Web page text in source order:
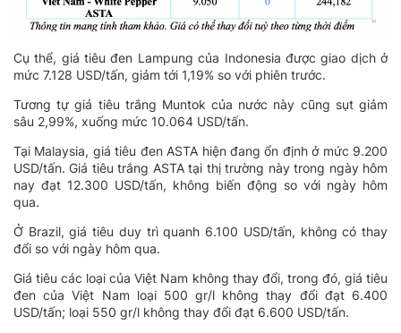
Cụ thể, giá tiêu đen Lampung của Indonesia được giao dịch ở
mức 7.128 USD/tấn, giảm tới 1,19% so với phiên trước.
Tương tự giá tiêu trắng Muntok của nước này cũng sụt giảm
sâu 2,99%, xuống mức 10.064 USD/tấn.
Tại Malaysia, giá tiêu đen ASTA hiện đang ổn định ở mức 9.200
USD/tấn. Giá tiêu trắng ASTA tại thị trường này trong ngày hôm
nay đạt 12.300 USD/tấn, không biến động so với ngày hôm
qua.
Ở Brazil, giá tiêu duy trì quanh 6.100 USD/tấn, không có thay
đổi so với ngày hôm qua.
Giá tiêu các loại của Việt Nam không thay đổi, trong đó, giá tiêu
đen của Việt Nam loại 500 gr/l không thay đổi đạt 6.400
USD/tấn; loại 550 gr/l không thay đổi đạt 6.600 USD/tấn.